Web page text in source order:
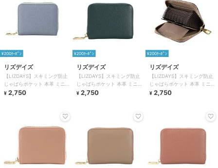
¥200ｸｰﾎﾟﾝ
リズデイズ
【LIZDAYS】スキミング防止
じゃばらポケット 本革 ミニ財
布
¥ 2,750
¥200ｸｰﾎﾟﾝ
リズデイズ
【LIZDAYS】スキミング防止
じゃばらポケット 本革 ミニ財
布
¥ 2,750
¥200ｸｰﾎﾟﾝ
リズデイズ
【LIZDAYS】スキミング防止
じゃばらポケット 本革 ミニ財
布
¥ 2,750